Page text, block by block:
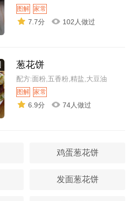
图解 家常
7.7分 102人做过
葱花饼
配方:面粉,五香粉,精盐,大豆油
图解 家常
6.9分 74人做过
鸡蛋葱花饼
发面葱花饼